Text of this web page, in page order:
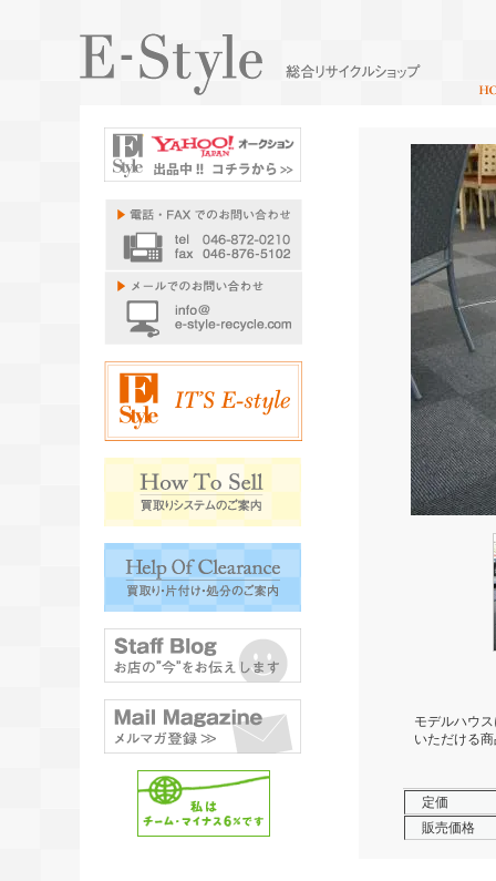
モデルハウ
いただける
定価
販売価格